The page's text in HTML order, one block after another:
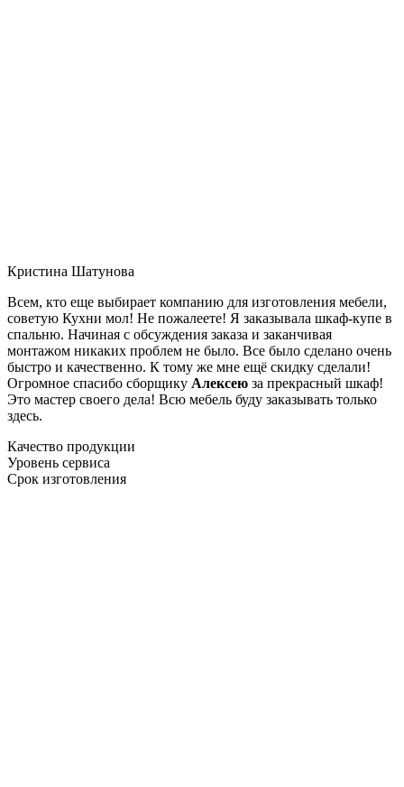
Кристина Шатунова
Всем, кто еще выбирает компанию для изготовления мебели,
советую Кухни мол! Не пожалеете! Я заказывала шкаф-купе в
спальню. Начиная с обсуждения заказа и заканчивая
монтажом никаких проблем не было. Все было сделано очень
быстро и качественно. К тому же мне ещё скидку сделали!
Огромное спасибо сборщику Алексею за прекрасный шкаф!
Это мастер своего дела! Всю мебель буду заказывать только
здесь.
Качество продукции
Уровень сервиса
Срок изготовления